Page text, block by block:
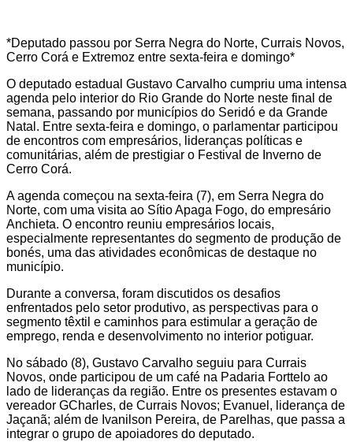
*Deputado passou por Serra Negra do Norte, Currais Novos,
Cerro Corá e Extremoz entre sexta-feira e domingo*
O deputado estadual Gustavo Carvalho cumpriu uma intensa
agenda pelo interior do Rio Grande do Norte neste final de
semana, passando por municípios do Seridó e da Grande
Natal. Entre sexta-feira e domingo, o parlamentar participou
de encontros com empresários, lideranças políticas e
comunitárias, além de prestigiar o Festival de Inverno de
Cerro Corá.
A agenda começou na sexta-feira (7), em Serra Negra do
Norte, com uma visita ao Sítio Apaga Fogo, do empresário
Anchieta. O encontro reuniu empresários locais,
especialmente representantes do segmento de produção de
bonés, uma das atividades econômicas de destaque no
município.
Durante a conversa, foram discutidos os desafios
enfrentados pelo setor produtivo, as perspectivas para o
segmento têxtil e caminhos para estimular a geração de
emprego, renda e desenvolvimento no interior potiguar.
No sábado (8), Gustavo Carvalho seguiu para Currais
Novos, onde participou de um café na Padaria Forttelo ao
lado de lideranças da região. Entre os presentes estavam o
vereador GCharles, de Currais Novos; Evanuel, liderança de
Jaçanã; além de Ivanilson Pereira, de Parelhas, que passa a
integrar o grupo de apoiadores do deputado.